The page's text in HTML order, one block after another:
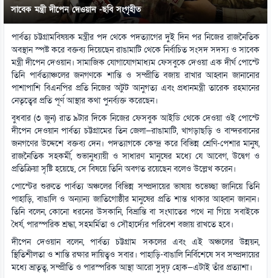
সাবেক মন্ত্রী দীপেন দেওয়ান -ছবি সংগৃহীত
পার্বত্য চট্টগ্রামবিষয়ক মন্ত্রীর পদ থেকে পদত্যাগের দুই দিন পর নিজের রাজনৈতিক
অবস্থান স্পষ্ট করে বক্তব্য দিয়েছেন রাঙামাটি থেকে নির্বাচিত সংসদ সদস্য ও সাবেক
মন্ত্রী দীপেন দেওয়ান। সামাজিক যোগাযোগমাধ্যম ফেসবুকে দেওয়া এক দীর্ঘ পোস্টে
তিনি পার্বত্যাঞ্চলের জনগণকে শান্তি ও সম্প্রীতি বজায় রাখার আহ্বান জানানোর
পাশাপাশি বিএনপির প্রতি নিজের অটুট আনুগত্য এবং প্রধানমন্ত্রী তারেক রহমানের
নেতৃত্বের প্রতি পূর্ণ আস্থার কথা পুনর্ব্যক্ত করেছেন।
বুধবার (৩ জুন) রাত ৯টার দিকে নিজের ফেসবুক আইডি থেকে দেওয়া ওই পোস্টে
দীপেন দেওয়ান পার্বত্য চট্টগ্রামের তিন জেলা—রাঙামাটি, খাগড়াছড়ি ও বান্দরবানের
জনগণের উদ্দেশে বক্তব্য দেন। পদত্যাগকে কেন্দ্র করে বিভিন্ন শ্রেণি-পেশার মানুষ,
রাজনৈতিক সহকর্মী, শুভানুধ্যায়ী ও সাধারণ মানুষের মধ্যে যে আবেগ, উদ্বেগ ও
প্রতিক্রিয়া সৃষ্টি হয়েছে, সে বিষয়ে তিনি অবগত রয়েছেন বলেও উল্লেখ করেন।
পোস্টের শুরুতে পার্বত্য অঞ্চলের বিভিন্ন সম্প্রদায়ের ভাষায় শুভেচ্ছা জানিয়ে তিনি
পাহাড়ি, বাঙালি ও অন্যান্য জাতিগোষ্ঠীর মানুষের প্রতি শান্ত থাকার আহ্বান জানান।
তিনি বলেন, কোনো ধরনের উসকানি, বিভ্রান্তি বা সংঘাতের পথে না গিয়ে সবাইকে
ধৈর্য, পারস্পরিক শ্রদ্ধা, সহমর্মিতা ও সৌহার্দ্যের পরিবেশ বজায় রাখতে হবে।
দীপেন দেওয়ান বলেন, পার্বত্য চট্টগ্রাম সকলের এবং এই অঞ্চলের উন্নয়ন,
স্থিতিশীলতা ও শান্তি রক্ষার দায়িত্বও সবার। পাহাড়ি-বাঙালি নির্বিশেষে সব সম্প্রদায়ের
মধ্যে ভ্রাতৃত্ব, সম্প্রীতি ও পারস্পরিক আস্থা আরো সুদৃঢ় হোক—এটাই তাঁর প্রত্যাশা।